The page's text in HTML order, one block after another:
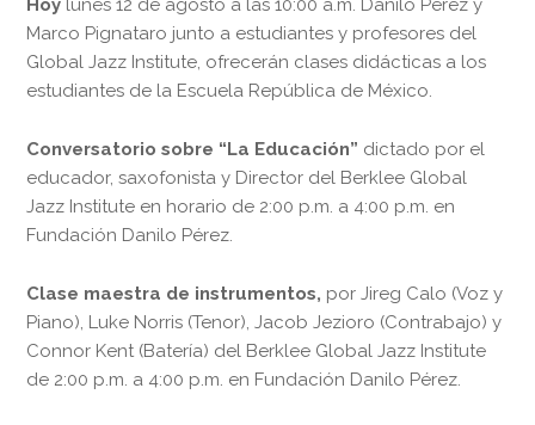
Marco Pignataro junto a estudiantes y profesores del
Global Jazz Institute, ofrecerán clases didácticas a los
estudiantes de la Escuela República de México.
Conversatorio sobre “La Educación” dictado por el
educador, saxofonista y Director del Berklee Global
Jazz Institute en horario de 2:00 p.m. a 4:00 p.m. en
Fundación Danilo Pérez.
Clase maestra de instrumentos, por Jireg Calo (Voz y
Piano), Luke Norris (Tenor), Jacob Jezioro (Contrabajo) y
Connor Kent (Batería) del Berklee Global Jazz Institute
de 2:00 p.m. a 4:00 p.m. en Fundación Danilo Pérez.